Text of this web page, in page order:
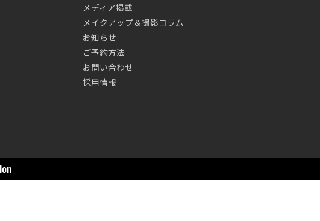
メディア掲載
メイクアップ＆撮影コラム
お知らせ
ご予約方法
お問い合わせ
採用情報